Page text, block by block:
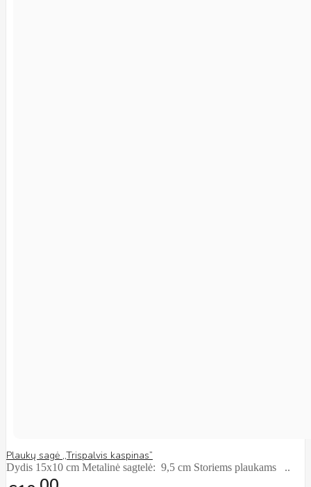
Plaukų sagė ,,Trispalvis kaspinas”
Dydis 15x10 cm Metalinė sagtelė: 9,5 cm Storiems plaukams ..